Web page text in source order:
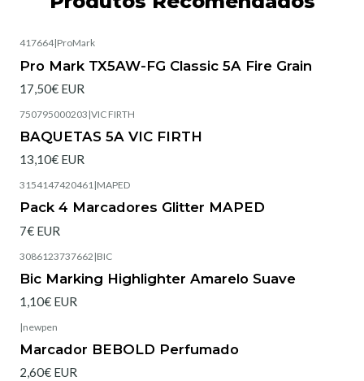
417664|ProMark
Pro Mark TX5AW-FG Classic 5A Fire Grain
17,50€ EUR
750795000203 |VIC FIRTH
BAQUETAS 5A VIC FIRTH
13,10€ EUR
3154147420461|MAPED
Pack 4 Marcadores Glitter MAPED
7€ EUR
3086123737662 |BIC
Bic Marking Highlighter Amarelo Suave
1,10€ EUR
|newpen
Marcador BEBOLD Perfumado
2,60€ EUR